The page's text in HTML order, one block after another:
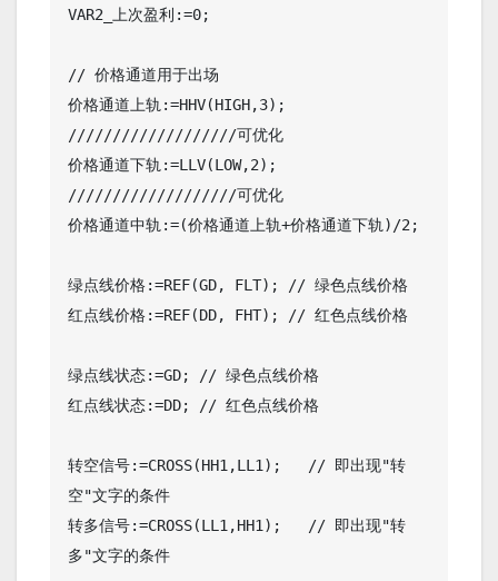
VAR2_上次盈利:=0;
// 价格通道用于出场
价格通道上轨:=HHV(HIGH,3);
///////////////////可优化
价格通道下轨:=LLV(LOW,2);
///////////////////可优化
价格通道中轨:=(价格通道上轨+价格通道下轨)/2;
绿点线价格:=REF(GD, FLT); // 绿色点线价格
红点线价格:=REF(DD, FHT); // 红色点线价格
绿点线状态:=GD; // 绿色点线价格
红点线状态:=DD; // 红色点线价格
转空信号:=CROSS(HH1,LL1);   // 即出现"转
空"文字的条件
转多信号:=CROSS(LL1,HH1);   // 即出现"转
多"文字的条件